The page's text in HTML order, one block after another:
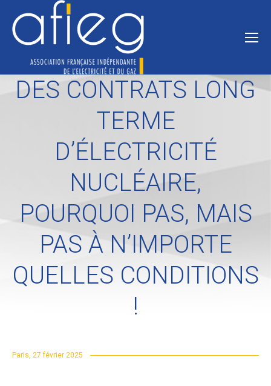
DES CONTRATS LONG
TERME
D’ÉLECTRICITÉ
NUCLÉAIRE,
POURQUOI PAS, MAIS
PAS À N’IMPORTE
QUELLES CONDITIONS
!
Paris, 27 février 2025